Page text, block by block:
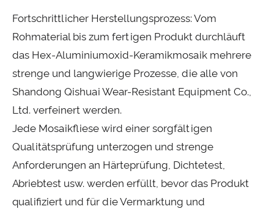
Fortschrittlicher Herstellungsprozess: Vom
Rohmaterial bis zum fertigen Produkt durchläuft
das Hex-Aluminiumoxid-Keramikmosaik mehrere
strenge und langwierige Prozesse, die alle von
Shandong Qishuai Wear-Resistant Equipment Co.,
Ltd. verfeinert werden.
Jede Mosaikfliese wird einer sorgfältigen
Qualitätsprüfung unterzogen und strenge
Anforderungen an Härteprüfung, Dichtetest,
Abriebtest usw. werden erfüllt, bevor das Produkt
qualifiziert und für die Vermarktung und